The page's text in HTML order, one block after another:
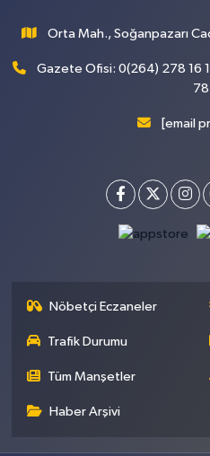
Orta Mah., Soğanpazarı
Gazete Ofisi: 0(264) 278 16
78
[email
Nöbetçi Eczaneler
Trafik Durumu
Tüm Manşetler
Haber Arşivi